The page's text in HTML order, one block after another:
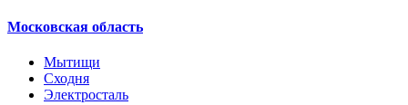
Московская область
Мытищи
Сходня
Электросталь